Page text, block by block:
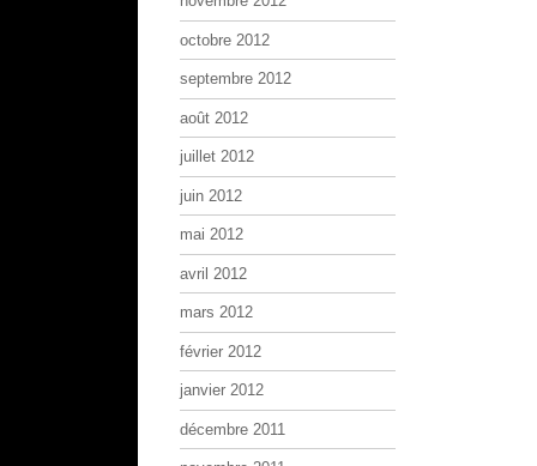
octobre 2012
septembre 2012
août 2012
juillet 2012
juin 2012
mai 2012
avril 2012
mars 2012
février 2012
janvier 2012
décembre 2011